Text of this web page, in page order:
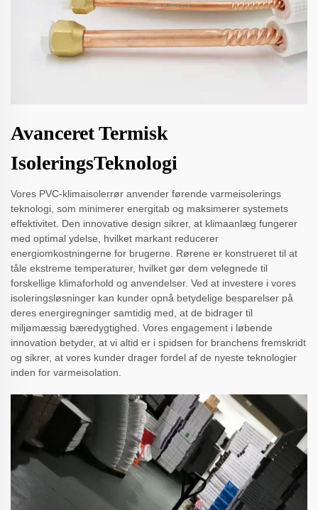
Avanceret Termisk
IsoleringsTeknologi
Vores PVC-klimaisolerrør anvender førende varmeisolerings
teknologi, som minimerer energitab og maksimerer systemets
effektivitet. Den innovative design sikrer, at klimaanlæg fungerer
med optimal ydelse, hvilket markant reducerer
energiomkostningerne for brugerne. Rørene er konstrueret til at
tåle ekstreme temperaturer, hvilket gør dem velegnede til
forskellige klimaforhold og anvendelser. Ved at investere i vores
isoleringsløsninger kan kunder opnå betydelige besparelser på
deres energiregninger samtidig med, at de bidrager til
miljømæssig bæredygtighed. Vores engagement i løbende
innovation betyder, at vi altid er i spidsen for branchens fremskridt
og sikrer, at vores kunder drager fordel af de nyeste teknologier
inden for varmeisolation.